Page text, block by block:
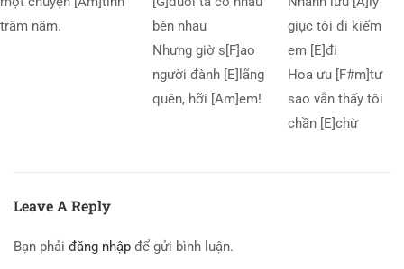
trăm năm.
bên nhau
Nhưng giờ s[F]ao
người đành [E]lãng
quên, hỡi [Am]em!
giục tôi đi kiếm
em [E]đi
Hoa ưu [F#m]tư
sao vẫn thấy tôi
chần [E]chừ
Leave A Reply
Bạn phải đăng nhập để gửi bình luận.